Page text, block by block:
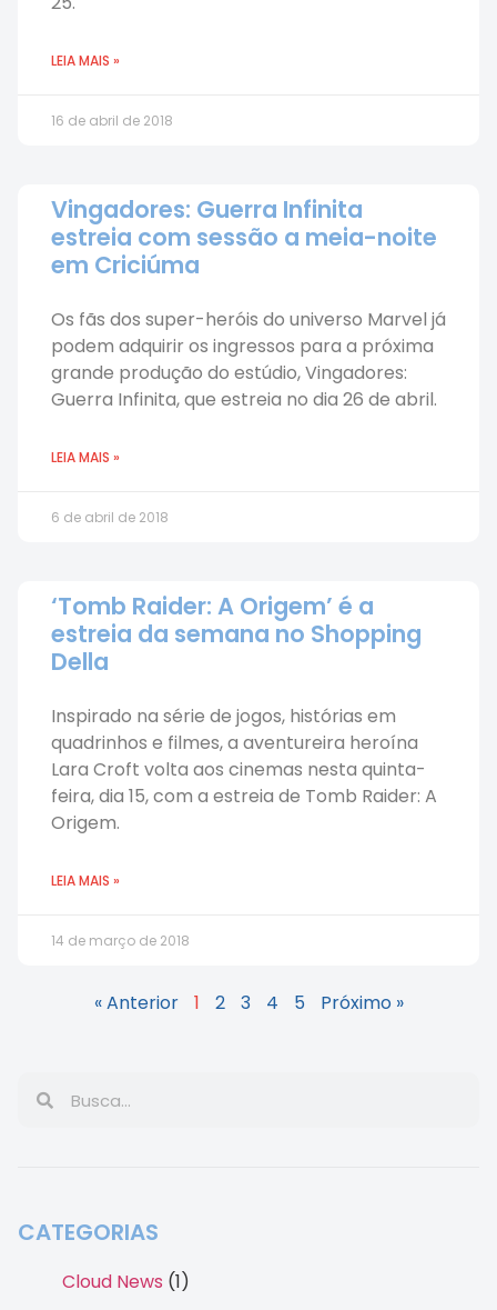
LEIA MAIS »
16 de abril de 2018
Vingadores: Guerra Infinita
estreia com sessão a meia-noite
em Criciúma
Os fãs dos super-heróis do universo Marvel já
podem adquirir os ingressos para a próxima
grande produção do estúdio, Vingadores:
Guerra Infinita, que estreia no dia 26 de abril.
LEIA MAIS »
6 de abril de 2018
‘Tomb Raider: A Origem’ é a
estreia da semana no Shopping
Della
Inspirado na série de jogos, histórias em
quadrinhos e filmes, a aventureira heroína
Lara Croft volta aos cinemas nesta quinta-
feira, dia 15, com a estreia de Tomb Raider: A
Origem.
LEIA MAIS »
14 de março de 2018
« Anterior 1 2 3 4 5 Próximo »
CATEGORIAS
Cloud News (1)